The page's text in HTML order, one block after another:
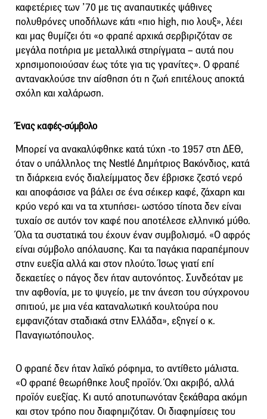
καφετέριες των ’70 με τις αναπαυτικές ψάθινες
πολυθρόνες υποδήλωνε κάτι «πιο high, πιο λουξ», λέει
και μας θυμίζει ότι «ο φραπέ αρχικά σερβιριζόταν σε
μεγάλα ποτήρια με μεταλλικά στηρίγματα – αυτά που
χρησιμοποιούσαν έως τότε για τις γρανίτες». Ο φραπέ
αντανακλούσε την αίσθηση ότι η ζωή επιτέλους αποκτά
σχόλη και χαλάρωση.
Ένας καφές-σύμβολο
Μπορεί να ανακαλύφθηκε κατά τύχη -το 1957 στη ΔΕΘ,
όταν ο υπάλληλος της Nestlé Δημήτριος Βακόνδιος, κατά
τη διάρκεια ενός διαλείμματος δεν έβρισκε ζεστό νερό
και αποφάσισε να βάλει σε ένα σέικερ καφέ, ζάχαρη και
κρύο νερό και να τα χτυπήσει- ωστόσο τίποτα δεν είναι
τυχαίο σε αυτόν τον καφέ που αποτέλεσε ελληνικό μύθο.
Όλα τα συστατικά του έχουν έναν συμβολισμό. «Ο αφρός
είναι σύμβολο απόλαυσης. Και τα παγάκια παραπέμπουν
στην ευεξία αλλά και στον πλούτο. Ίσως γιατί επί
δεκαετίες ο πάγος δεν ήταν αυτονόητος. Συνδεόταν με
την αφθονία, με το ψυγείο, με την άνεση του σύγχρονου
σπιτιού, με μια νέα καταναλωτική κουλτούρα που
εμφανιζόταν σταδιακά στην Ελλάδα», εξηγεί ο κ.
Παναγιωτόπουλος.
Ο φραπέ δεν ήταν λαϊκό ρόφημα, το αντίθετο μάλιστα.
«Ο φραπέ θεωρήθηκε λουξ προϊόν. Όχι ακριβό, αλλά
προϊόν ευεξίας. Κι αυτό αποτυπωνόταν ξεκάθαρα ακόμη
και στον τρόπο που διαφημιζόταν. Οι διαφημίσεις του